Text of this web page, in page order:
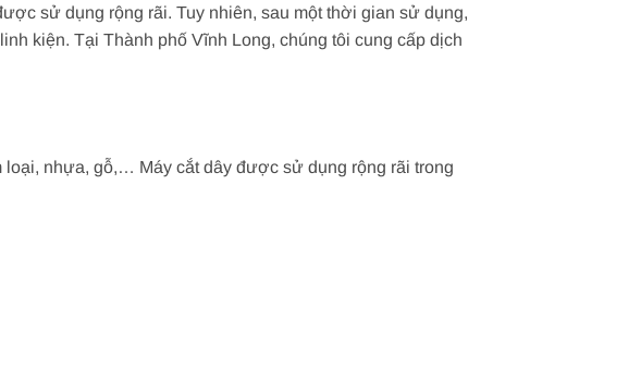
sử dụng rộng rãi. Tuy nhiên, sau một thời gian sử dụng,
kiện. Tại Thành phố Vĩnh Long, chúng tôi cung cấp dịch
loại, nhựa, gỗ,… Máy cắt dây được sử dụng rộng rãi trong